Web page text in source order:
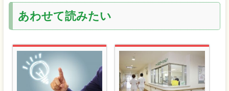
あわせて読みたい